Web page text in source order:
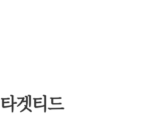
타겟티드